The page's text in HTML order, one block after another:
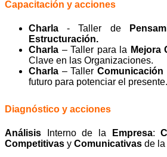
Capacitación y acciones
Charla - Taller de
Estructuración.
Charla – Taller para la Mejora
Clave en las Organizaciones.
Charla – Taller Comunicación
futuro para potenciar el presente.
Diagnóstico y acciones
Análisis Interno de la Empresa:
Competitivas y Comunicativas de la